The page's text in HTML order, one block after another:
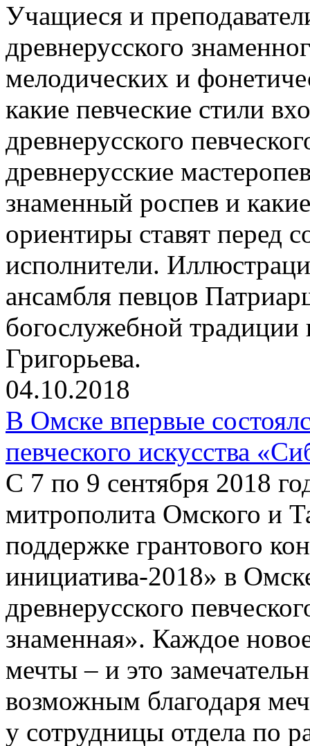
Учащиеся и
древнерусского
мелодических и
какие певческие стили
древнерусского
древнерусские
знаменный роспев и
ориентиры ставят перед
исполнители.
ансамбля певцов
богослужебной
Григорьева.
04.10.2018
В Омске впервые
певческого искусства
С 7 по 9 сентября 2018
митрополита Омского и
поддержке грантового
инициатива-2018» в
древнерусского
знаменная». Каждое
мечты – и это
возможным благодаря
у сотрудницы отдела по